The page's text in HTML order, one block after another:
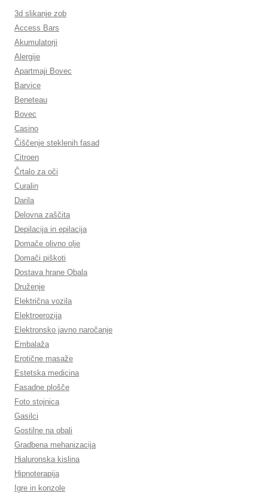
3d slikanje zob
Access Bars
Akumulatorji
Alergije
Apartmaji Bovec
Barvice
Beneteau
Bovec
Casino
Čiščenje steklenih fasad
Citroen
Črtalo za oči
Curalin
Darila
Delovna zaščita
Depilacija in epilacija
Domače olivno olje
Domači piškoti
Dostava hrane Obala
Druženje
Električna vozila
Elektroerozija
Elektronsko javno naročanje
Embalaža
Erotične masaže
Estetska medicina
Fasadne plošče
Foto stojnica
Gasilci
Gostilne na obali
Gradbena mehanizacija
Hialuronska kislina
Hipnoterapija
Igre in konzole